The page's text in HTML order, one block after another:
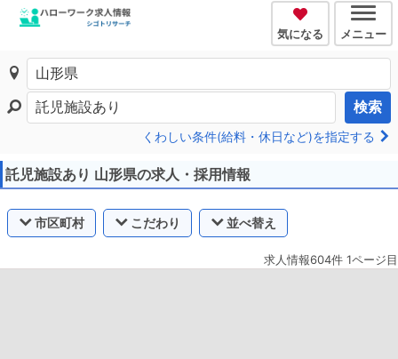
気になる メニュー
検索
くわしい条件(給料・休日など)を指定する
託児施設あり 山形県の求人・採用情報
市区町村 こだわり 並べ替え
求人情報604件 1ページ目